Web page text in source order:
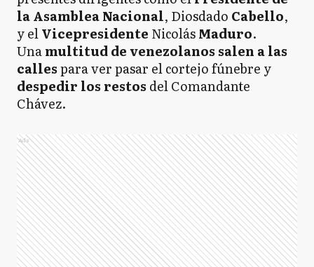
la Asamblea Nacional, Diosdado Cabello,
y elVicepresidente NicolásMaduro.
Unamultitud de venezolanos salen a las
callespara ver pasar el cortejo fúnebre y
despedir los restos del Comandante
Chávez.
Ads